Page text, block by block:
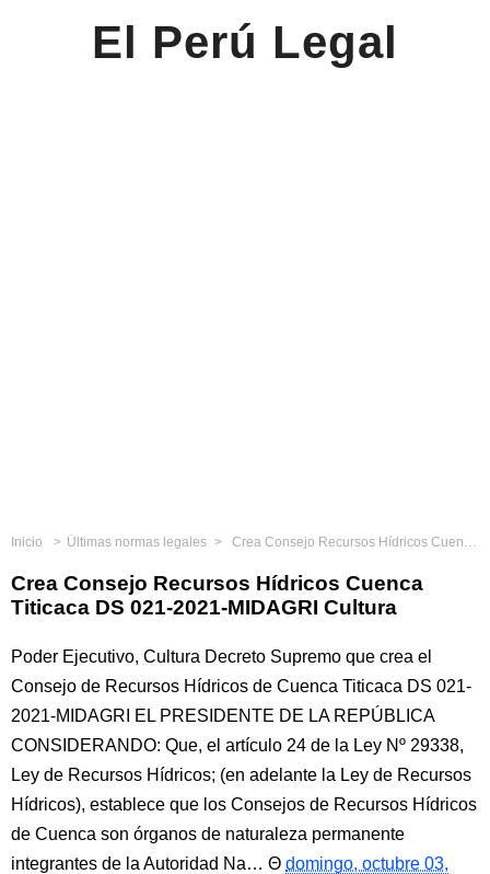
El Perú Legal
Inicio Últimas normas legales Crea Consejo Recursos Hídricos Cuenca Titicaca DS 021-2021-MIDAGRI Cultura
Crea Consejo Recursos Hídricos Cuenca
Titicaca DS 021-2021-MIDAGRI Cultura
Poder Ejecutivo, Cultura Decreto Supremo que crea el
Consejo de Recursos Hídricos de Cuenca Titicaca DS 021-
2021-MIDAGRI EL PRESIDENTE DE LA REPÚBLICA
CONSIDERANDO: Que, el artículo 24 de la Ley Nº 29338,
Ley de Recursos Hídricos; (en adelante la Ley de Recursos
Hídricos), establece que los Consejos de Recursos Hídricos
de Cuenca son órganos de naturaleza permanente
integrantes de la Autoridad Na…
domingo, octubre 03,